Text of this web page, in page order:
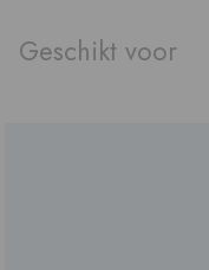
Geschikt voor